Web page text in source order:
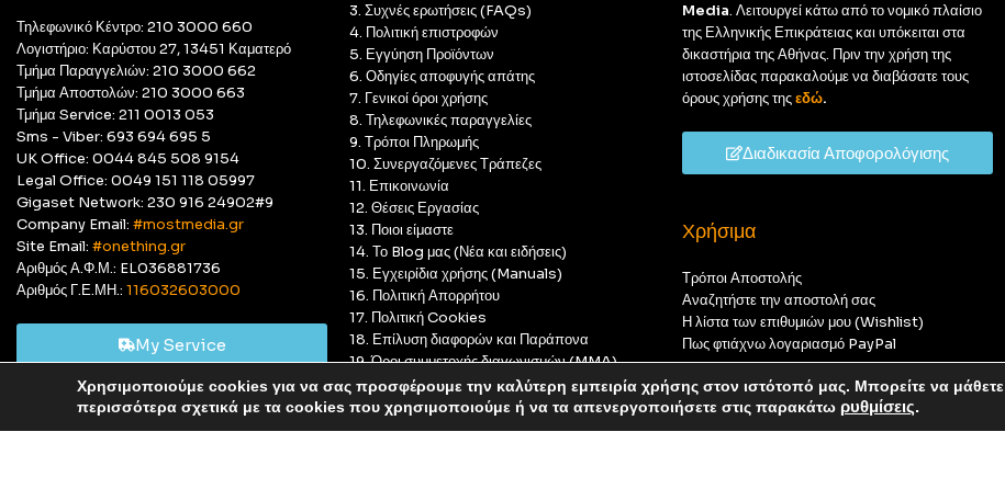
Αυτό είναι ένα δοκιμαστικό κατάστημα για δοκιμαστικούς σκοπούς — καμία παραγγελία δεν θα ολοκληρωθεί.
Τηλεφωνικό Κέντρο: 210 3000 660
Λογιστήριο: Καρύστου 27, 13451 Καματερό
Τμήμα Παραγγελιών: 210 3000 662
Τμήμα Αποστολών: 210 3000 663
Τμήμα Service: 211 0013 053
Sms - Viber: 693 694 695 5
UK Office: 0044 845 508 9154
Legal Office: 0049 151 118 05997
Gigaset Network: 230 916 24902#9
Company Email: #mostmedia.gr
Site Email: #onething.gr
Αριθμός Α.Φ.Μ.: EL036881736
Αριθμός Γ.Ε.ΜΗ.: 116032603000
My Service
3. Συχνές ερωτήσεις (FAQs)
4. Πολιτική επιστροφών
5. Εγγύηση Προϊόντων
6. Οδηγίες αποφυγής απάτης
7. Γενικοί όροι χρήσης
8. Τηλεφωνικές παραγγελίες
9. Τρόποι Πληρωμής
10. Συνεργαζόμενες Τράπεζες
11. Επικοινωνία
12. Θέσεις Εργασίας
13. Ποιοι είμαστε
14. Το Blog μας (Νέα και ειδήσεις)
15. Εγχειρίδια χρήσης (Manuals)
16. Πολιτική Απορρήτου
17. Πολιτική Cookies
18. Επίλυση διαφορών και Παράπονα
19. Όροι συμμετοχής διαγωνισμών (MMA)
20. GDPR Compliant
Media. Λειτουργεί κάτω από το νομικό πλαίσιο
της Ελληνικής Επικράτειας και υπόκειται στα
δικαστήρια της Αθήνας. Πριν την χρήση της
ιστοσελίδας παρακαλούμε να διαβάσατε τους
όρους χρήσης τηςεδώ.
Διαδικασία Αποφορολόγισης
Χρήσιμα
Τρόποι Αποστολής
Αναζητήστε την αποστολή σας
Η λίστα των επιθυμιών μου (Wishlist)
Πως φτιάχνω λογαριασμό PayPal
© Most Media 2011 - 2025, All rights reserved
Χρησιμοποιούμε cookies για να σας προσφέρουμε την καλύτερη εμπειρία χρήσης στον ιστότοπό μας. Μπορείτε να μάθετε
περισσότερα σχετικά με τα cookies που χρησιμοποιούμε ή να τα απενεργοποιήσετε στις παρακάτω ρυθμίσεις.